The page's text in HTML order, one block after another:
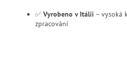
✅ Vyrobeno v Itálii – vysoká
zpracování